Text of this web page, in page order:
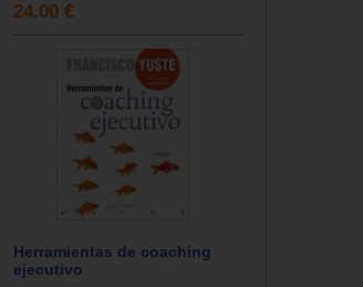
24.00 €
Herramientas de coaching
ejecutivo